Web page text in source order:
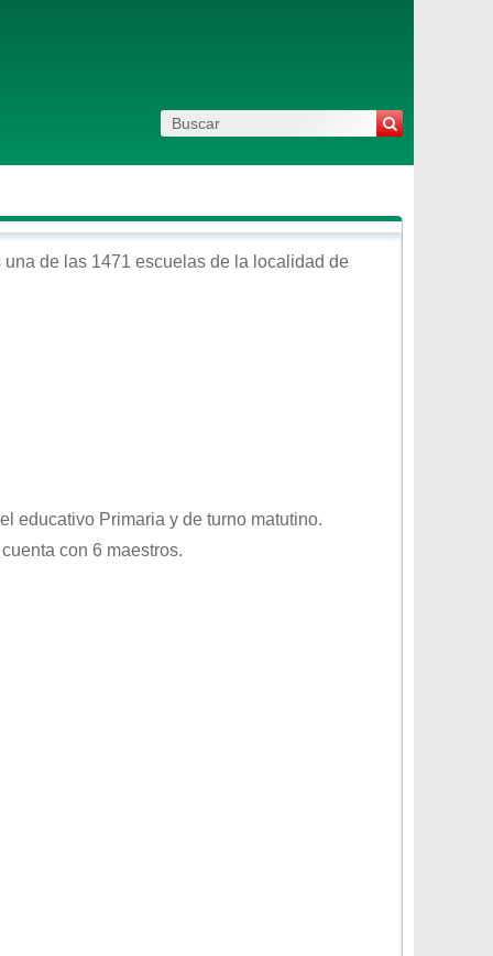
una de las 1471 escuelas de la localidad de
educativo Primaria y de turno matutino.
con 6 maestros.